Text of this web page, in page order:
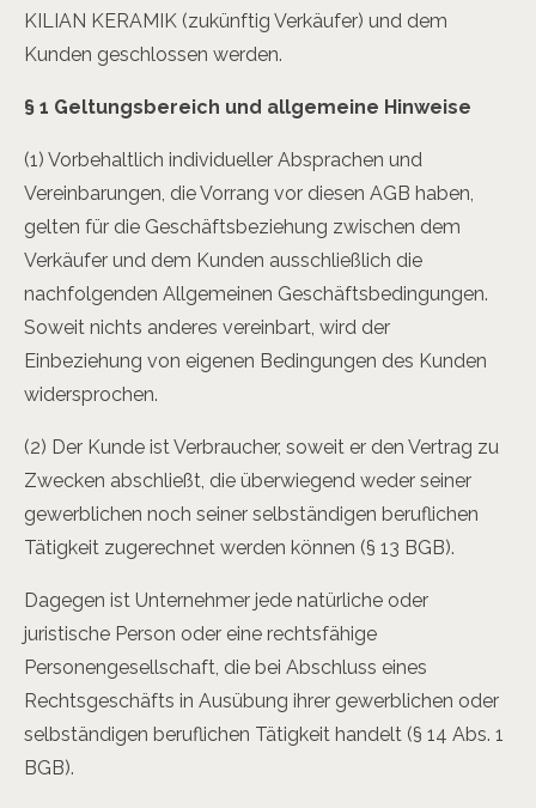
KILIAN KERAMIK (zukünftig Verkäufer) und dem
Kunden geschlossen werden.
§ 1 Geltungsbereich und allgemeine Hinweise
(1) Vorbehaltlich individueller Absprachen und
Vereinbarungen, die Vorrang vor diesen AGB haben,
gelten für die Geschäftsbeziehung zwischen dem
Verkäufer und dem Kunden ausschließlich die
nachfolgenden Allgemeinen Geschäftsbedingungen.
Soweit nichts anderes vereinbart, wird der
Einbeziehung von eigenen Bedingungen des Kunden
widersprochen.
(2) Der Kunde ist Verbraucher, soweit er den Vertrag zu
Zwecken abschließt, die überwiegend weder seiner
gewerblichen noch seiner selbständigen beruflichen
Tätigkeit zugerechnet werden können (§ 13 BGB).
Dagegen ist Unternehmer jede natürliche oder
juristische Person oder eine rechtsfähige
Personengesellschaft, die bei Abschluss eines
Rechtsgeschäfts in Ausübung ihrer gewerblichen oder
selbständigen beruflichen Tätigkeit handelt (§ 14 Abs. 1
BGB).